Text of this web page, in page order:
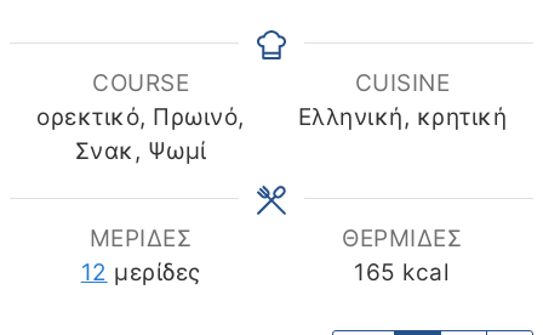
COURSE
ορεκτικό, Πρωινό,
Σνακ, Ψωμί
CUISINE
Ελληνική, κρητική
ΜΕΡΙΔΕΣ
12 μερίδες
ΘΕΡΜΙΔΕΣ
165 kcal